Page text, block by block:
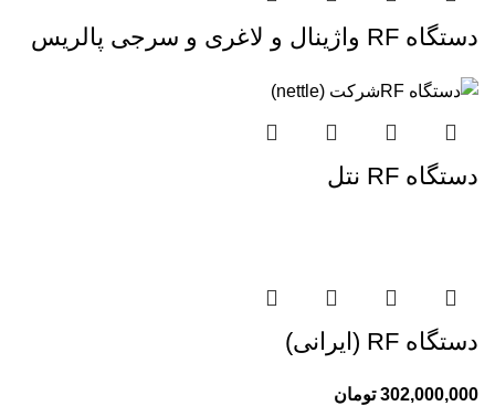
دستگاه RF واژینال و لاغری و سرجی پالریس
دستگاه RF نتل
دستگاه RF (ایرانی)
302,000,000 تومان